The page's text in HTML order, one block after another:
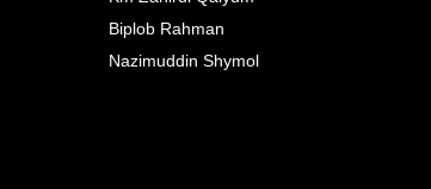
Biplob Rahman
Nazimuddin Shymol